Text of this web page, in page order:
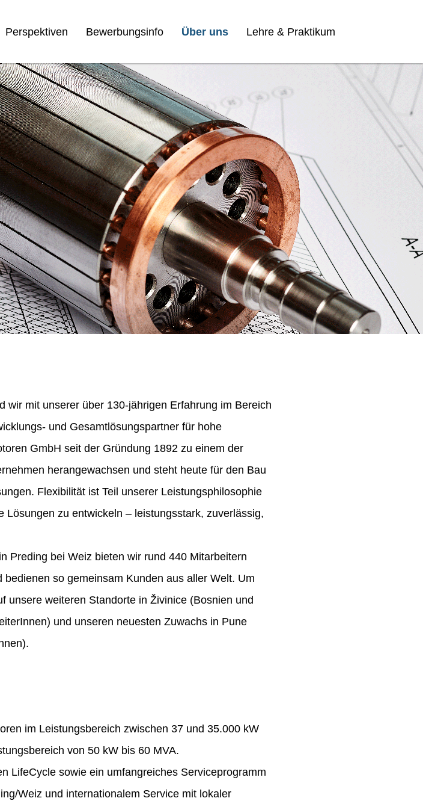
Perspektiven Bewerbungsinfo Über uns Lehre & Praktikum
wir mit unserer über 130-jährigen Erfahrung im Bereich
und Gesamtlösungspartner für hohe
GmbH seit der Gründung 1892 zu einem der
herangewachsen und steht heute für den Bau
Flexibilität ist Teil unserer Leistungsphilosophie
zu entwickeln – leistungsstark, zuverlässig,
Preding bei Weiz bieten wir rund 440 Mitarbeitern
so gemeinsam Kunden aus aller Welt. Um
unsere weiteren Standorte in Živinice (Bosnien und
und unseren neuesten Zuwachs in Pune
im Leistungsbereich zwischen 37 und 35.000 kW
von 50 kW bis 60 MVA.
LifeCycle sowie ein umfangreiches Serviceprogramm
Weiz und internationalem Service mit lokaler